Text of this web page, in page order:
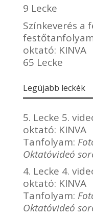
9 Lecke
Színkeverés a
oktató: KINVA
65 Lecke
Legújabb leckék
5. Lecke 5.
oktató: KINVA
Tanfolyam:
Oktatóvideó
4. Lecke 4.
oktató: KINVA
Tanfolyam:
Oktatóvideó